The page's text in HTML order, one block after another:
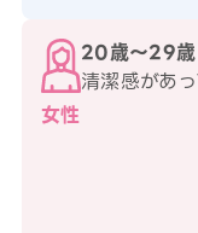
女性
20歳〜29歳
清潔感があ